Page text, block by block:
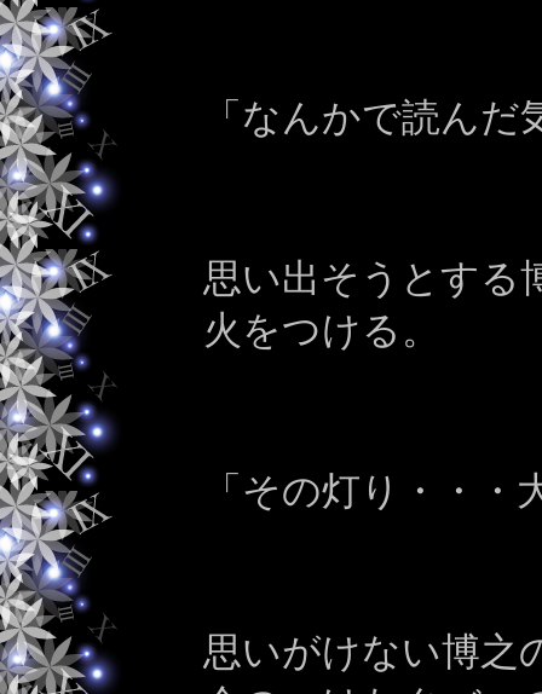
「なんかで読ん
思い出そうとする
火をつける。
「その灯り・・
思いがけない博之